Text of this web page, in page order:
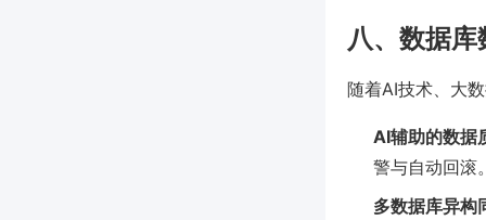
八、数据
随着AI技术、大
AI辅助的数据
警与自动回滚
多数据库异构